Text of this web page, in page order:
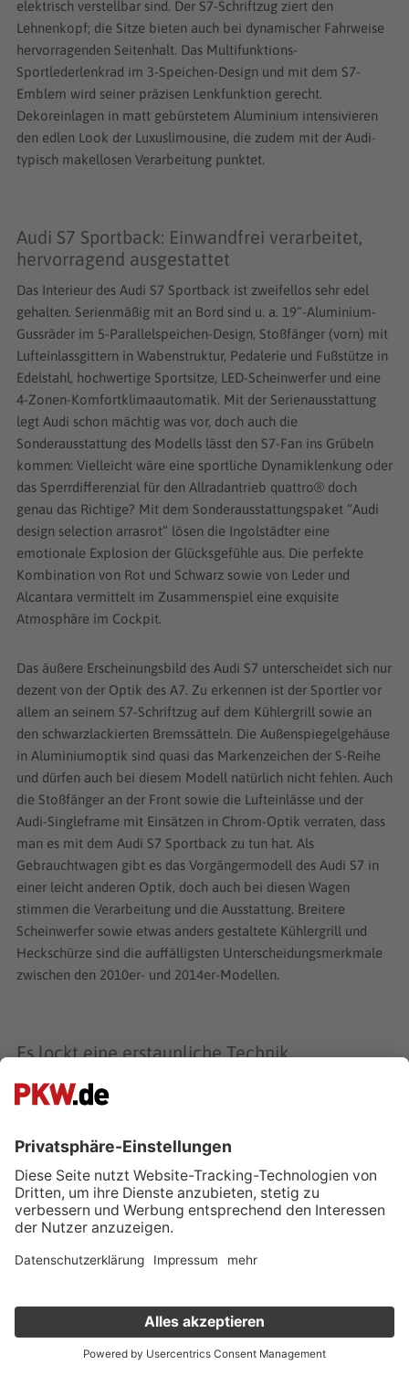
elektrisch verstellbar sind. Der S7-Schriftzug ziert den
Lehnenkopf; die Sitze bieten auch bei dynamischer Fahrweise
hervorragenden Seitenhalt. Das Multifunktions-
Sportlederlenkrad im 3-Speichen-Design und mit dem S7-
Emblem wird seiner präzisen Lenkfunktion gerecht.
Dekoreinlagen in matt gebürstetem Aluminium intensivieren
den edlen Look der Luxuslimousine, die zudem mit der Audi-
typisch makellosen Verarbeitung punktet.
Audi S7 Sportback: Einwandfrei verarbeitet,
hervorragend ausgestattet
Das Interieur des Audi S7 Sportback ist zweifellos sehr edel
gehalten. Serienmäßig mit an Bord sind u. a. 19”-Aluminium-
Gussräder im 5-Parallelspeichen-Design, Stoßfänger (vorn) mit
Lufteinlassgittern in Wabenstruktur, Pedalerie und Fußstütze in
Edelstahl, hochwertige Sportsitze, LED-Scheinwerfer und eine
4-Zonen-Komfortklimaautomatik. Mit der Serienausstattung
legt Audi schon mächtig was vor, doch auch die
Sonderausstattung des Modells lässt den S7-Fan ins Grübeln
kommen: Vielleicht wäre eine sportliche Dynamiklenkung oder
das Sperrdifferenzial für den Allradantrieb quattro® doch
genau das Richtige? Mit dem Sonderausstattungspaket “Audi
design selection arrasrot” lösen die Ingolstädter eine
emotionale Explosion der Glücksgefühle aus. Die perfekte
Kombination von Rot und Schwarz sowie von Leder und
Alcantara vermittelt im Zusammenspiel eine exquisite
Atmosphäre im Cockpit.
Das äußere Erscheinungsbild des Audi S7 unterscheidet sich nur
dezent von der Optik des A7. Zu erkennen ist der Sportler vor
allem an seinem S7-Schriftzug auf dem Kühlergrill sowie an
den schwarzlackierten Bremssätteln. Die Außenspiegelgehäuse
in Aluminiumoptik sind quasi das Markenzeichen der S-Reihe
und dürfen auch bei diesem Modell natürlich nicht fehlen. Auch
die Stoßfänger an der Front sowie die Lufteinlässe und der
Audi-Singleframe mit Einsätzen in Chrom-Optik verraten, dass
man es mit dem Audi S7 Sportback zu tun hat. Als
Gebrauchtwagen gibt es das Vorgängermodell des Audi S7 in
einer leicht anderen Optik, doch auch bei diesen Wagen
stimmen die Verarbeitung und die Ausstattung. Breitere
Scheinwerfer sowie etwas anders gestaltete Kühlergrill und
Heckschürze sind die auffälligsten Unterscheidungsmerkmale
zwischen den 2010er- und 2014er-Modellen.
Es lockt eine erstaunliche Technik
Im Audi S7 Sportback steckt außerdem jede Menge
innovativer Technik. Beispielsweise das optionale Head-up-
B. Warnhinweise direkt auf die Frontscheibe projiziert. Diese
erscheinen direkt im Sichtfeld des Fahrers, ohne ihn
abzulenken. Der Garagentoröffner “HomeLink” ist eine
optionale programmierbare Fernbedienung, die mehrere
Garagen- und Außentore öffnen sowie Beleuchtungsanlagen
steuern kann. Freunde des guten Klangs wählen am besten das
Verkauf deinen Gebrauchten online